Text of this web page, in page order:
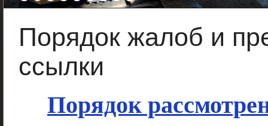
Порядок жалоб и
ссылки
Порядок